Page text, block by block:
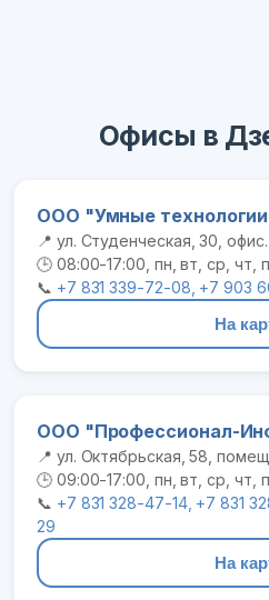
Офисы в
ООО "Умные
📍 ул. Студенческая, 30,
🕒 08:00-17:00, пн, вт, ср, чт,
📞 +7 831 339-72-08, +7 903
На
ООО "Профессионал-
📍 ул. Октябрьская, 58,
🕒 09:00-17:00, пн, вт, ср, чт,
📞 +7 831 328-47-14, +7 831
29
На